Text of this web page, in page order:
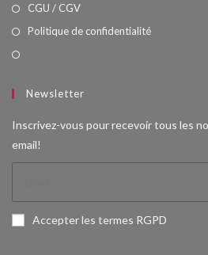
CGU / CGV
Politique de confidentialité
Newsletter
Inscrivez-vous pour recevoir tous les
email!
Accepter les termes RGPD